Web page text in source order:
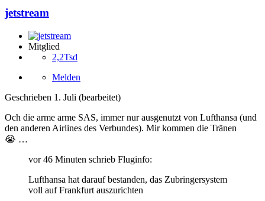
jetstream
Mitglied
2,2Tsd
Melden
Geschrieben 1. Juli (bearbeitet)
Och die arme arme SAS, immer nur ausgenutzt von Lufthansa (und
den anderen Airlines des Verbundes). Mir kommen die Tränen
😭 …
vor 46 Minuten schrieb Fluginfo:
Lufthansa hat darauf bestanden, das Zubringersystem
voll auf Frankfurt auszurichten